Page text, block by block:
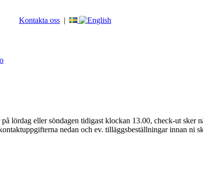
Kontakta oss |
lördag eller söndagen tidigast klockan 13.00, check-ut sker
nedan och ev. tilläggsbeställningar innan ni